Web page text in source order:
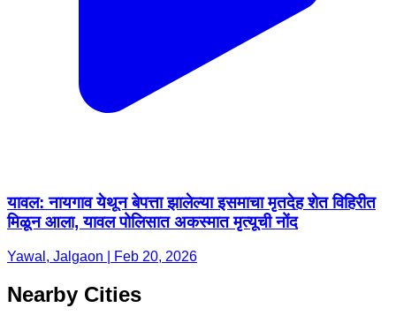
यावल: नायगाव येथून बेपत्ता झालेल्या इसमाचा मृतदेह शेत विहिरीत
मिळून आला, यावल पोलिसात अकस्मात मृत्यूची नोंद
Yawal, Jalgaon | Feb 20, 2026
Nearby Cities